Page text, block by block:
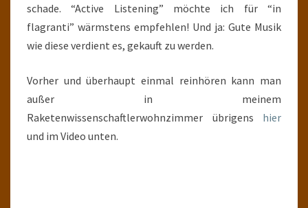
schade. “Active Listening” möchte ich für “in
flagranti” wärmstens empfehlen! Und ja: Gute Musik
wie diese verdient es, gekauft zu werden.
Vorher und überhaupt einmal reinhören kann man
außer in meinem
Raketenwissenschaftlerwohnzimmer übrigens hier
und im Video unten.